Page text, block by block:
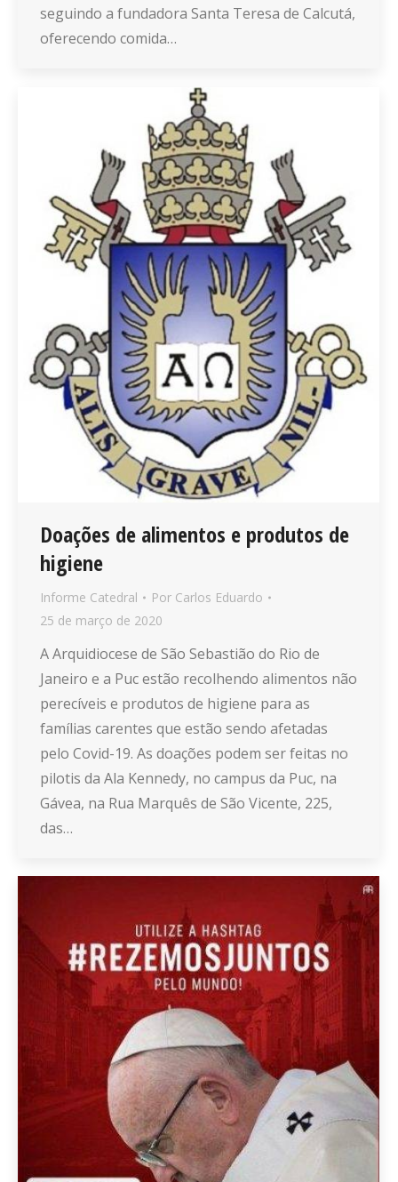
seguindo a fundadora Santa Teresa de Calcutá,
oferecendo comida…
Doações de alimentos e produtos de
higiene
Informe Catedral Por Carlos Eduardo
25 de março de 2020
A Arquidiocese de São Sebastião do Rio de
Janeiro e a Puc estão recolhendo alimentos não
perecíveis e produtos de higiene para as
famílias carentes que estão sendo afetadas
pelo Covid-19. As doações podem ser feitas no
pilotis da Ala Kennedy, no campus da Puc, na
Gávea, na Rua Marquês de São Vicente, 225,
das…